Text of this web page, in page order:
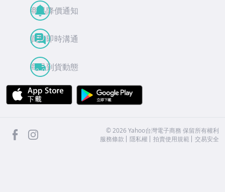
商品降價通知
買賣即時溝通
商品到貨動態
APP Store
facebook ©2026 Yahoo台灣電子商務 保留所有權利
服務條款
隱私權 拍賣使用規範 交易安全